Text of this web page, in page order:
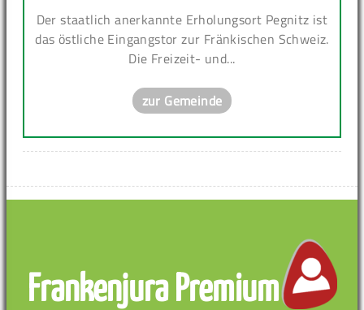
Der staatlich anerkannte Erholungsort Pegnitz ist
das östliche Eingangstor zur Fränkischen Schweiz.
Die Freizeit- und...
zur Gemeinde
Frankenjura Premium